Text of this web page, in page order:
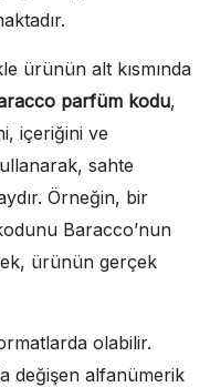
ürünün alt kısmında
parfüm kodu,
içeriğini ve
sahte
Örneğin, bir
Baracco’nun
ürünün gerçek
olabilir.
değişen alfanümerik